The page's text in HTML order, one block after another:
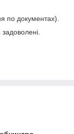
по документах).